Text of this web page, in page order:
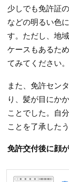
少しでも免許証
などの明るい色
す。ただし、地
ケースもあるた
てみてください。
また、免許セン
り、髪が目にか
ことでした。自
ことを了承した
免許交付後に顔